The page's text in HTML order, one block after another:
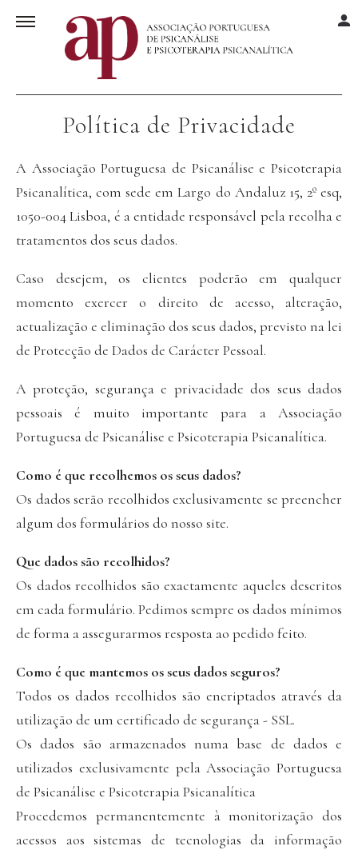
Política de Privacidade
A Associação Portuguesa de Psicanálise e Psicoterapia
Psicanalítica, com sede em Largo do Andaluz 15, 2º esq,
1050-004 Lisboa, é a entidade responsável pela recolha e
tratamentos dos seus dados.
Caso desejem, os clientes poderão em qualquer
momento exercer o direito de acesso, alteração,
actualização e eliminação dos seus dados, previsto na lei
de Protecção de Dados de Carácter Pessoal.
A proteção, segurança e privacidade dos seus dados
pessoais é muito importante para a Associação
Portuguesa de Psicanálise e Psicoterapia Psicanalítica.
Como é que recolhemos os seus dados?
Os dados serão recolhidos exclusivamente se preencher
algum dos formulários do nosso site.
Que dados são recolhidos?
Os dados recolhidos são exactamente aqueles descritos
em cada formulário. Pedimos sempre os dados mínimos
de forma a assegurarmos resposta ao pedido feito.
Como é que mantemos os seus dados seguros?
Todos os dados recolhidos são encriptados através da
utilização de um certificado de segurança - SSL.
Os dados são armazenados numa base de dados e
utilizados exclusivamente pela Associação Portuguesa
de Psicanálise e Psicoterapia Psicanalítica
Procedemos permanentemente à monitorização dos
acessos aos sistemas de tecnologias da informação